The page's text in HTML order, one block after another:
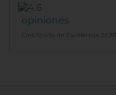
opiniones
Certificado de Excelencia 2025